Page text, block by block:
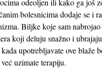
odeoljen ili kako ga još
bolesnicima dodaje se i
Biljke koje sam
koji deluju snažno i
upotrebljavate ove blaže
uzimate terapiju.